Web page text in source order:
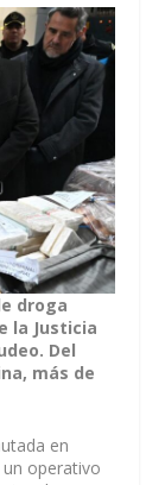
droga
la Justicia
Del
más de
en
operativo